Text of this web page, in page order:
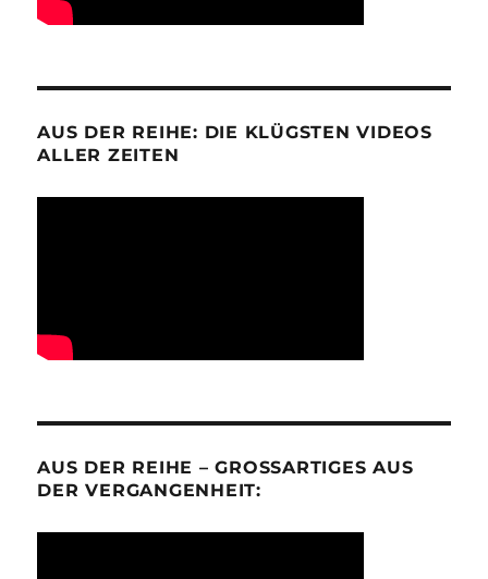
AUS DER REIHE: DIE KLÜGSTEN VIDEOS
ALLER ZEITEN
AUS DER REIHE – GROSSARTIGES AUS D
ER VERGANGENHEIT: